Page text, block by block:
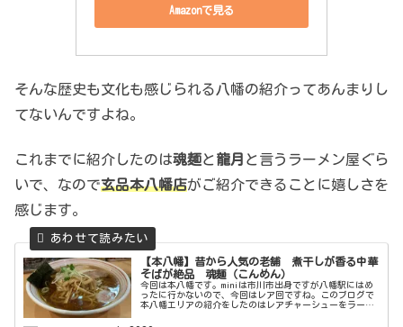
Amazonで見る
そんな歴史も文化も感じられる八幡の紹介ってあんまりし
てないんですよね。
これまでに紹介したのは魂麺と 龍月 と言うラーメン屋ぐら
いで、なので玄品本八幡店がご紹介できることに嬉しさを
感じます。
【本八幡】昔から人気の老舗 煮干しが香る中華
そばが絶品 魂麺（こんめん）
今回は本八幡です。miniは市川市出身ですが八幡駅にはめ
ったに行かないので、今回はレア回ですね。このブログで
本八幡エリアの紹介をしたのはレアチャーシューをラーメ